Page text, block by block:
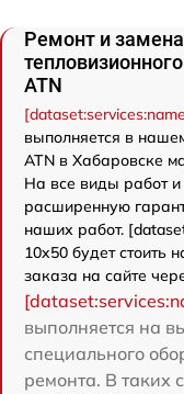
Ремонт и
ATN
выполняется в
ATN в Хабаровске
На все виды работ и
расширенную
наших работ.
10x50 будет стоить
заказа на сайте
выполняется на
специального
ремонта. В таких